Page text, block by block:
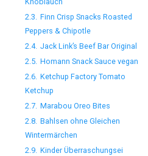
2.3. Finn Crisp Snacks Roasted
Peppers & Chipotle
2.4. Jack Link’s Beef Bar Original
2.5. Homann Snack Sauce vegan
2.6. Ketchup Factory Tomato
Ketchup
2.7. Marabou Oreo Bites
2.8. Bahlsen ohne Gleichen
Wintermärchen
2.9. Kinder Überraschungsei